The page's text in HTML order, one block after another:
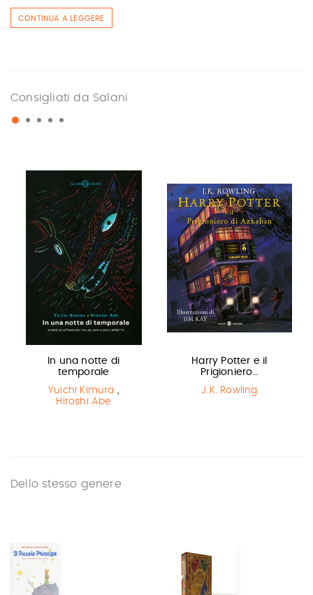
CONTINUA A LEGGERE
Consigliati da Salani
In una notte di
temporale
Yuichi Kimura ,
Hiroshi Abe
Harry Potter e il
Prigioniero…
J.K. Rowling
Dello stesso genere